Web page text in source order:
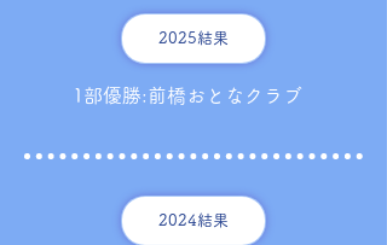
2025結果
1部優勝:前橋おとなクラブ
2024結果